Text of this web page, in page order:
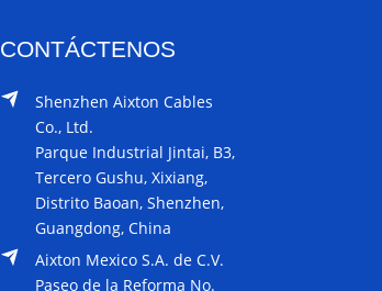
CONTÁCTENOS
Shenzhen Aixton Cables
Co., Ltd.
Parque Industrial Jintai, B3,
Tercero Gushu, Xixiang,
Distrito Baoan, Shenzhen,
Guangdong, China
Aixton Mexico S.A. de C.V.
Paseo de la Reforma No.